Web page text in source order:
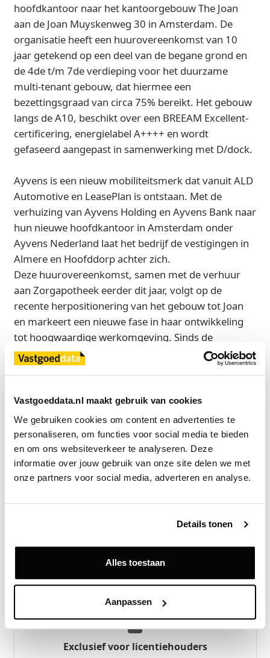
Vastgoeddata.nl maakt gebruik van cookies
We gebruiken cookies om content en advertenties te
personaliseren, om functies voor social media te bieden
en om ons websiteverkeer te analyseren. Deze
informatie over jouw gebruik van onze site delen we met
onze partners voor social media, adverteren en analyse.
Details tonen
Alles toestaan
Aanpassen
hoofdkantoor naar het kantoorgebouw The Joan
aan de Joan Muyskenweg 30 in Amsterdam. De
organisatie heeft een huurovereenkomst van 10
jaar getekend op een deel van de begane grond en
de 4de t/m 7de verdieping voor het duurzame
multi-tenant gebouw, dat hiermee een
bezettingsgraad van circa 75% bereikt. Het gebouw
langs de A10, beschikt over een BREEAM Excellent-
certificering, energielabel A++++ en wordt
gefaseerd aangepast in samenwerking met D/dock.
Ayvens is een nieuw mobiliteitsmerk dat vanuit ALD
Automotive en LeasePlan is ontstaan. Met de
verhuizing van Ayvens Holding en Ayvens Bank naar
hun nieuwe hoofdkantoor in Amsterdam onder
Ayvens Nederland laat het bedrijf de vestigingen in
Almere en Hoofddorp achter zich.
Deze huurovereenkomst, samen met de verhuur
aan Zorgapotheek eerder dit jaar, volgt op de
recente herpositionering van het gebouw tot Joan
en markeert een nieuwe fase in haar ontwikkeling
tot hoogwaardige werkomgeving. Sinds de
overname van het pand in de zomer van 2024 door
BGO, hebben BGO en partner Stoneweg een
aantrekken van zowel grote huurders als kleinere
huurders. Met nu nog circa 6.000 vierkante meter
beschikbaar op de 1e en 2e verdieping, biedt Joan
flexibele verhuuropties vanaf 400 m².
NL real estate – Knight Frank trad op als
Stoneweg. JLL vertegenwoordigde huurder Ayvens
Bron
NL Real Estate
Exclusief voor licentiehouders